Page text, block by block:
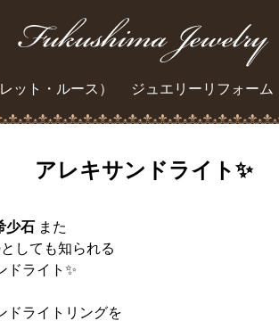
ット・ルース） ジュエリーリフォーム
アレキサンドライト✨
少石 また
としても知られる
ドライト✨
ドライトリングを